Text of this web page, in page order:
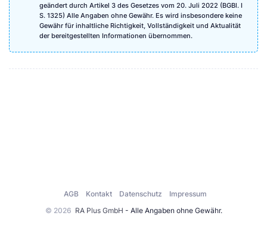
geändert durch Artikel 3 des Gesetzes vom 20. Juli 2022 (BGBl. I
S. 1325) Alle Angaben ohne Gewähr. Es wird insbesondere keine
Gewähr für inhaltliche Richtigkeit, Vollständigkeit und Aktualität
der bereitgestellten Informationen übernommen.
© 2026 RA Plus GmbH - Alle Angaben ohne Gewähr.
AGB Kontakt Datenschutz Impressum